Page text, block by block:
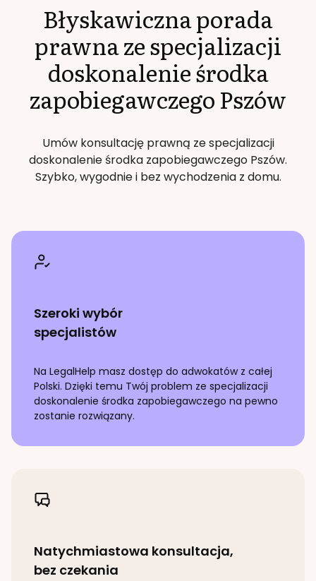
Błyskawiczna porada
prawna ze specjalizacji
doskonalenie środka
zapobiegawczegoPszów
Umów konsultację prawną ze specjalizacji
doskonalenie środka zapobiegawczego Pszów.
Szybko, wygodnie i bez wychodzenia z domu.
Szeroki wybór
specjalistów
Na LegalHelp masz dostęp do adwokatów z całej
Polski. Dzięki temu Twój problem ze specjalizacji
doskonalenie środka zapobiegawczego na pewno
zostanie rozwiązany.
Natychmiastowa konsultacja,
bez czekania